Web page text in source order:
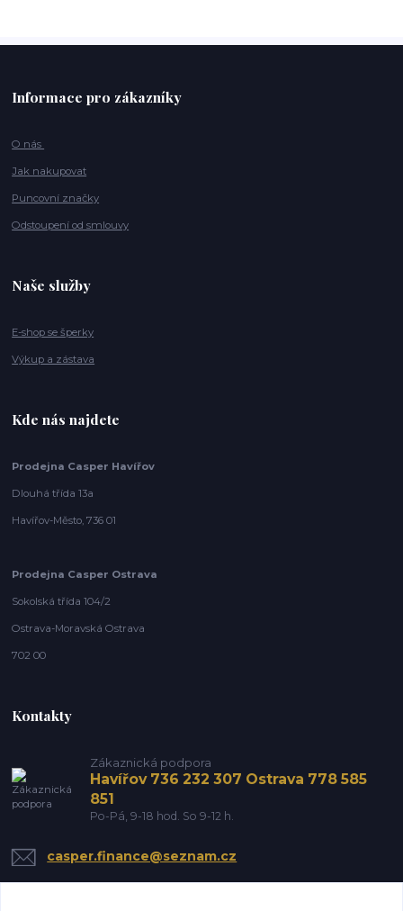
Informace pro zákazníky
O nás
Jak nakupovat
Puncovní značky
Odstoupení od smlouvy
Naše služby
E-shop se šperky
Výkup a zástava
Kde nás najdete
Prodejna Casper Havířov
Dlouhá třída 13a
Havířov-Město, 736 01
Prodejna Casper Ostrava
Sokolská třída 104/2
Ostrava-Moravská Ostrava
702 00
Kontakty
Zákaznická podpora
Havířov 736 232 307 Ostrava 778 585
851
Po-Pá, 9-18 hod. So 9-12 h.
casper.finance@seznam.cz